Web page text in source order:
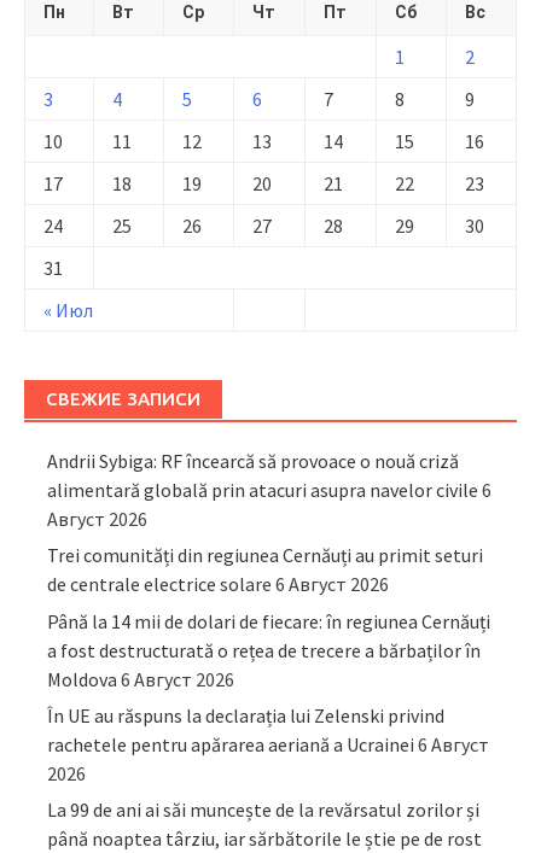
Пн Вт Ср Чт Пт Сб Вс
« Июл
1
2
3
4 5 6 7 8
9
10
11 12 13 14 15
16
17
18 19 20 21 22
23
24
25 26 27 28 29
30
31
СВЕЖИЕ ЗАПИСИ
Andrii Sybiga: RF încearcă să provoace o nouă criză
alimentară globală prin atacuri asupra navelor civile 6
Август 2026
Trei comunități din regiunea Cernăuți au primit seturi
de centrale electrice solare 6 Август 2026
Până la 14 mii de dolari de fiecare: în regiunea Cernăuți
a fost destructurată o rețea de trecere a bărbaților în
Moldova 6 Август 2026
În UE au răspuns la declarația lui Zelenski privind
rachetele pentru apărarea aeriană a Ucrainei 6 Август
2026
La 99 de ani ai săi muncește de la revărsatul zorilor și
până noaptea târziu, iar sărbătorile le știe pe de rost